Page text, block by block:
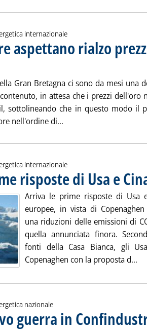
internazionale
aspettano rialzo
giovedì 26 novembre 2009 alle 15.9.
Gran Bretagna ci sono da mesi una
in attesa che i prezzi dell'oro
sottolineando che in questo modo il
nell'ordine di...
internazionale
risposte di Usa e
Arriva le prime risposte di Usa
europee, in vista di
una riduzioni delle emissioni di
quella annunciata finora.
fonti della Casa Bianca, gli
Copenaghen con la proposta d...
nazionale
guerra in